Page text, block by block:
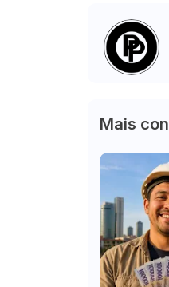
Mais